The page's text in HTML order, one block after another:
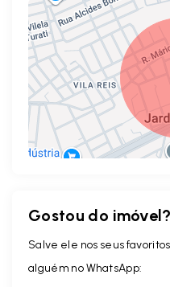
Gostou do imóvel?
Salve ele nos seus
alguém no WhatsApp: